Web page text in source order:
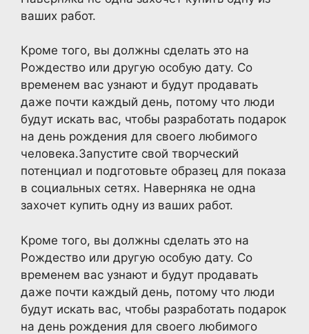
ваших работ.
Кроме того, вы должны сделать это на
Рождество или другую особую дату. Со
временем вас узнают и будут продавать
даже почти каждый день, потому что люди
будут искать вас, чтобы разработать подарок
на день рождения для своего любимого
человека.Запустите свой творческий
потенциал и подготовьте образец для показа
в социальных сетях. Наверняка не одна
захочет купить одну из ваших работ.
Кроме того, вы должны сделать это на
Рождество или другую особую дату. Со
временем вас узнают и будут продавать
даже почти каждый день, потому что люди
будут искать вас, чтобы разработать подарок
на день рождения для своего любимого